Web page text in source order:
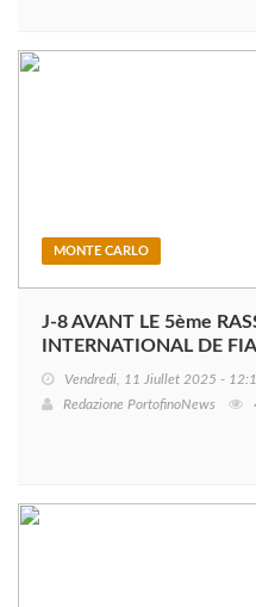
MONTE CARLO
J-8 AVANT LE 5ème
INTERNATIONAL DE
Vendredi, 11 Jiullet 2025 -
Redazione PortofinoNews